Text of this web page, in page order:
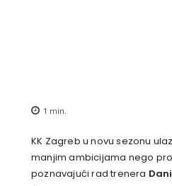
1 min.
KK Zagreb u novu sezonu
manjim ambicijama nego
poznavajući rad trenera